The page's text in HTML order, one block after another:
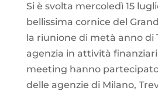
Si è svolta mercoledì 15
bellissima cornice del
la riunione di metà anno di
agenzia in attività
meeting hanno
delle agenzie di Milano,